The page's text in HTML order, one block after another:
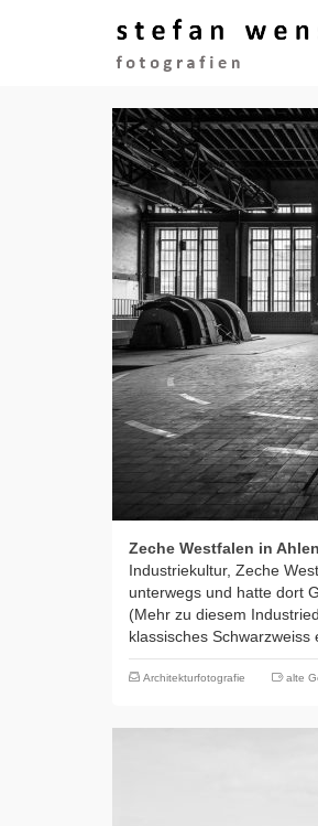
Zeche Westfalen in
Industriekultur, Zeche
unterwegs und hatte dort
(Mehr zu diesem
klassisches
Architekturfotografie alte